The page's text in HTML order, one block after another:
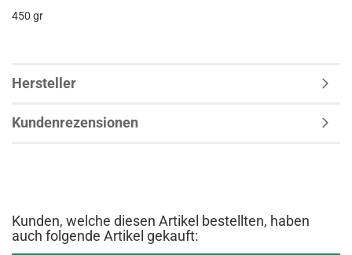
450 gr
Hersteller
Kundenrezensionen
Kunden, welche diesen Artikel bestellten, haben
auch folgende Artikel gekauft: